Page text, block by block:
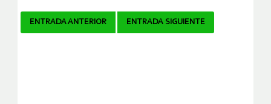
Navegador
ENTRADA ANTERIOR ENTRADA SIGUIENTE